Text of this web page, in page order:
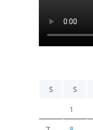
S
S
1